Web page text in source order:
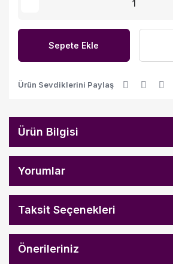
Sepete Ekle
Ürün Sevdiklerini Paylaş
Ürün Bilgisi
Yorumlar
Taksit Seçenekleri
Önerileriniz